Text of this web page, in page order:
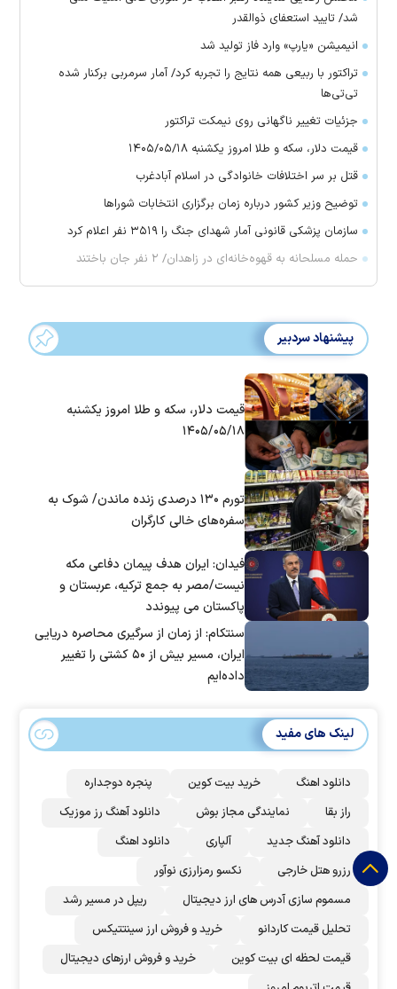
شد/ تایید استعفای ذوالقدر
انیمیشن «یارپ» وارد فاز تولید شد
تراکتور با ربیعی همه نتایج را تجربه کرد/ آمار سرمربی برکنار شده
تی‌تی‌ها
جزئیات تغییر ناگهانی روی نیمکت تراکتور
قیمت دلار، سکه و طلا امروز یکشنبه ۱۴۰۵/۰۵/۱۸
قتل بر سر اختلافات خانوادگی در اسلام آبادغرب
توضیح وزیر کشور درباره زمان برگزاری انتخابات شورا‌ها
سازمان پزشکی قانونی آمار شهدای جنگ را ۳۵۱۹ نفر اعلام کرد
حمله مسلحانه به قهوه‌خانه‌ای در زاهدان/ ۲ نفر جان باختند
پیشنهاد سردبیر
قیمت دلار، سکه و طلا امروز یکشنبه
۱۴۰۵/۰۵/۱۸
تورم ۱۳۰ درصدی زنده ماندن/ شوک به
سفره‌های خالی کارگران
فیدان: ایران هدف پیمان دفاعی مکه
نیست/مصر به جمع ترکیه، عربستان و
پاکستان می پیوندد
سنتکام: از زمان از سرگیری محاصره دریایی
ایران، مسیر بیش از ۵۰ کشتی را تغییر
داده‌ایم
لینک های مفید
دانلود اهنگ خرید بیت کوین
پنجره دوجداره
راز بقا
نمایندگی مجاز بوش
دانلود آهنگ رز‌ موزیک
دانلود آهنگ جدید
آلپاری
دانلود اهنگ
رزرو هتل خارجی
نکسو رمزارزی نوآور
مسموم سازی آدرس های ارز دیجیتال
ریپل در مسیر رشد
تحلیل قیمت کاردانو
خرید و فروش ارز سینتتیکس
قیمت لحظه ای بیت کوین
خرید و فروش ارزهای دیجیتال